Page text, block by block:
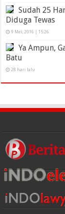
Sudah 25
Diduga Tewas
9 Mei, 2016 | 15:26
Ya Ampun,
Batu
28 hari lalu